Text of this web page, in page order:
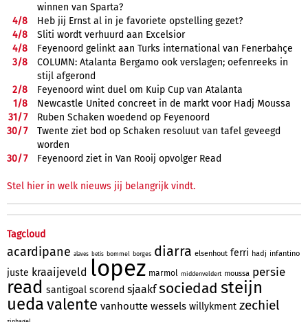
winnen van Sparta?
4/8
Heb jij Ernst al in je favoriete opstelling gezet?
4/8
Sliti wordt verhuurd aan Excelsior
4/8
Feyenoord gelinkt aan Turks international van Fenerbahçe
3/8
COLUMN: Atalanta Bergamo ook verslagen; oefenreeks in
stijl afgerond
2/8
Feyenoord wint duel om Kuip Cup van Atalanta
1/8
Newcastle United concreet in de markt voor Hadj Moussa
31/7
Ruben Schaken woedend op Feyenoord
30/7
Twente ziet bod op Schaken resoluut van tafel geveegd
worden
30/7 Feyenoord ziet in Van Rooij opvolger Read
Stel hier in welk nieuws jij belangrijk vindt.
Tagcloud
acardipane alaves betis bommel borges diarra elsenhout ferri hadj infantino
juste kraaijeveld lopez marmol middenveldert moussa persie
read santigoal scorend sjaakf sociedad steijn
uedavalente vanhoutte wessels willykment zechiel